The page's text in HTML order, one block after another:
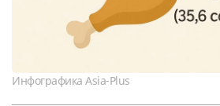
Инфографика Asia-Plus